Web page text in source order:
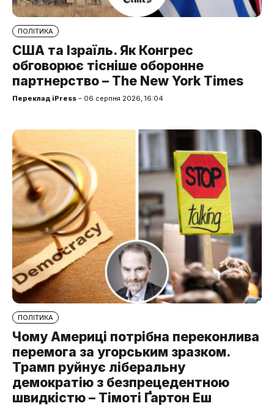
ПОЛІТИКА
США та Ізраїль. Як Конгрес
обговорює тісніше оборонне
партнерство – The New York Times
Переклад iPress – 06 серпня 2026, 16:04
ПОЛІТИКА
Чому Америці потрібна переконлива
перемога за угорським зразком.
Трамп руйнує ліберальну
демократію з безпрецедентною
швидкістю – Тімоті Ґартон Еш